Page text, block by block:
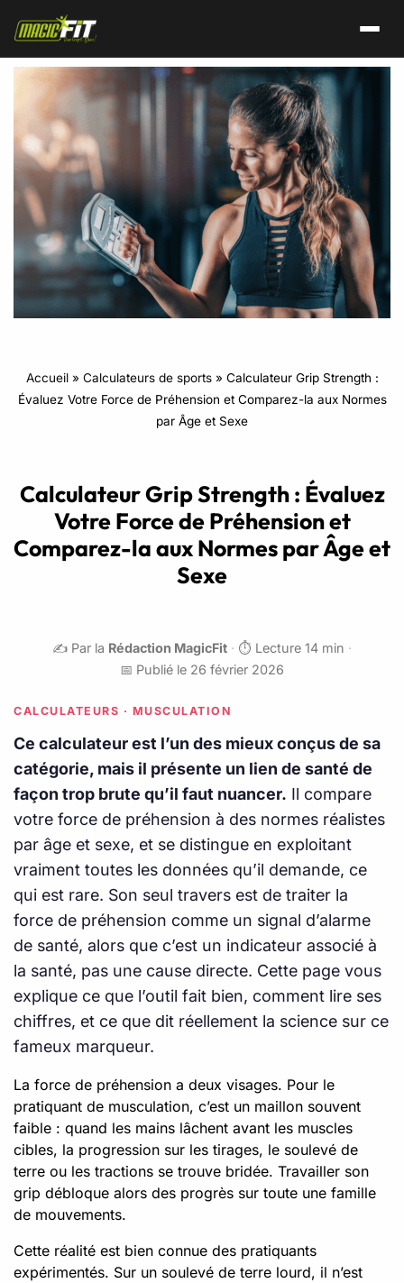
Accueil» Calculateurs de sports» Calculateur Grip Strength :
Évaluez Votre Force de Préhension et Comparez-la aux Normes
par Âge et Sexe
Calculateur Grip Strength : Évaluez
Votre Force de Préhension et
Comparez-la aux Normes par Âge et
Sexe
✍️ Par la Rédaction MagicFit · ⏱️ Lecture 14 min ·
📅 Publié le 26 février 2026
CALCULATEURS · MUSCULATION
Ce calculateur est l’un des mieux conçus de sa
catégorie, mais il présente un lien de santé de
façon trop brute qu’il faut nuancer. Il compare
votre force de préhension à des normes réalistes
par âge et sexe, et se distingue en exploitant
vraiment toutes les données qu’il demande, ce
qui est rare. Son seul travers est de traiter la
force de préhension comme un signal d’alarme
de santé, alors que c’est un indicateur associé à
la santé, pas une cause directe. Cette page vous
explique ce que l’outil fait bien, comment lire ses
chiffres, et ce que dit réellement la science sur ce
fameux marqueur.
La force de préhension a deux visages. Pour le
pratiquant de musculation, c’est un maillon souvent
faible : quand les mains lâchent avant les muscles
cibles, la progression sur les tirages, le soulevé de
terre ou les tractions se trouve bridée. Travailler son
grip débloque alors des progrès sur toute une famille
de mouvements.
Cette réalité est bien connue des pratiquants
expérimentés. Sur un soulevé de terre lourd, il n’est